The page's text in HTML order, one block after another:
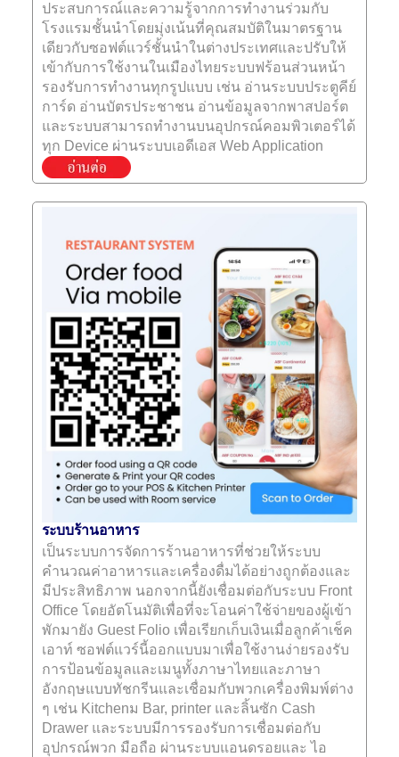
ประสบการณ์และความรู้จากการทำงานร่วมกับ
โรงแรมชั้นนำโดยมุ่งเน้นที่คุณสมบัติในมาตรฐาน
เดียวกับซอฟต์แวร์ชั้นนำในต่างประเทศและปรับให้
เข้ากับการใช้งานในเมืองไทยระบบฟร้อนส่วนหน้า
รองรับการทำงานทุกรูปแบบ เช่น อ่านระบบประตูคีย์
การ์ด อ่านบัตรประชาชน อ่านข้อมูลจากพาสปอร์ต
และระบบสามารถทำงานบนอุปกรณ์คอมพิวเตอร์ได้
ทุก Device ผ่านระบบเอดีเอส Web Application
ระบบร้านอาหาร
เป็นระบบการจัดการร้านอาหารที่ช่วยให้ระบบ
คำนวณค่าอาหารและเครื่องดื่มได้อย่างถูกต้องและ
มีประสิทธิภาพ นอกจากนี้ยังเชื่อมต่อกับระบบ Front
Office โดยอัตโนมัติเพื่อที่จะโอนค่าใช้จ่ายของผู้เข้า
พักมายัง Guest Folio เพื่อเรียกเก็บเงินเมื่อลูกค้าเช็ค
เอาท์ ซอฟต์แวร์นี้ออกแบบมาเพื่อใช้งานง่ายรองรับ
การป้อนข้อมูลและเมนูทั้งภาษาไทยและภาษา
อังกฤษแบบทัชกรีนและเชื่อมกับพวกเครื่องพิมพ์ต่าง
ๆ เช่น Kitchenม Bar, printer และลิ้นซัก Cash
Drawer และระบบมีการรองรับการเชื่อมต่อกับ
อุปกรณ์พวก มือถือ ผ่านระบบแอนดรอยและ ไอ